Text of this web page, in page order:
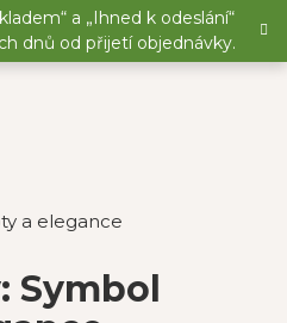
a „Ihned k odeslání“
dnů od přijetí objednávky.
a elegance
Symbol